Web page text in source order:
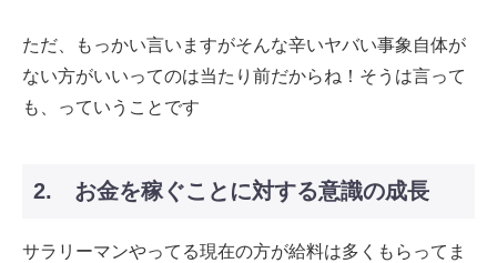
ただ、もっかい言いますがそんな辛いヤバい事象自体が
ない方がいいってのは当たり前だからね！そうは言って
も、っていうことです
2. お金を稼ぐことに対する意識の成長
サラリーマンやってる現在の方が給料は多くもらってま